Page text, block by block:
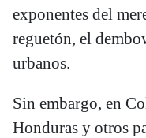
exponentes del
reguetón, el
urbanos.
Sin embargo, en
Honduras y otros